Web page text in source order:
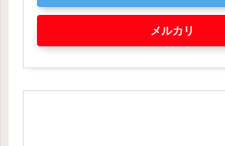
メルカリ